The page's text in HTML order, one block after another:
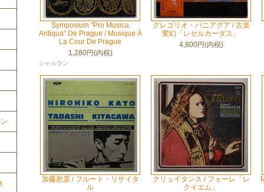
Symposium "Pro Musica
Antiqua" De Prague / Musique À
La Cour De Prague
1,280円(内税)
シャルラン
グレゴリオ・パニアグア / 古楽
変幻「レセルカーダス」
4,800円(内税)
加藤恕彦 / フルート・リサイタ
ル
クリュイタンス / フォーレ「レ
クイエム」